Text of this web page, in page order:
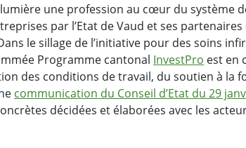
une profession au cœur du système
par l’Etat de Vaud et ses
le sillage de l’initiative pour des soins
Programme cantonal InvestPro est en
des conditions de travail, du soutien à la
communication du Conseil d’Etat du 29
décidées et élaborées avec les